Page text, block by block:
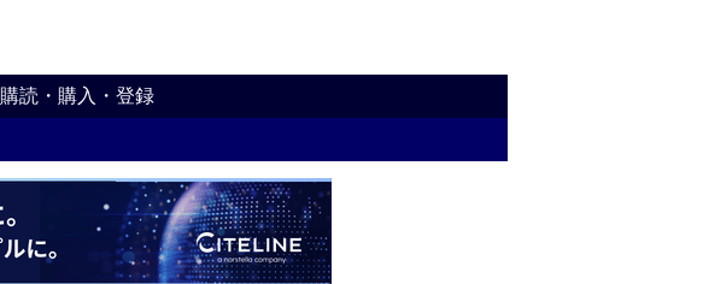
購読・購入・登録